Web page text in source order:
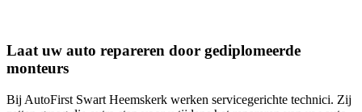
Laat uw auto repareren door gediplomeerde
monteurs
Bij AutoFirst Swart Heemskerk werken servicegerichte technici. Zij